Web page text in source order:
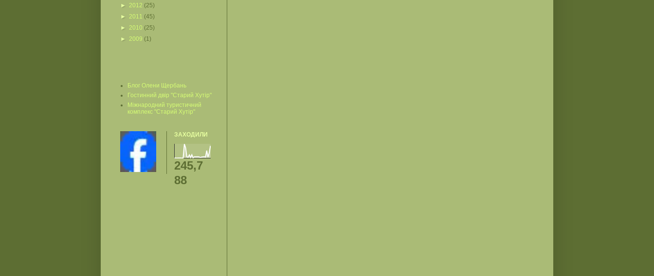
► 2012 (25)
► 2011 (45)
► 2010 (25)
► 2009 (1)
Блог Олени Щербань
Гостинний двір "Старий Хутір"
Міжнародний туристичний
комплекс "Старий Хутір"
ЗАХОДИЛИ
245,7
88